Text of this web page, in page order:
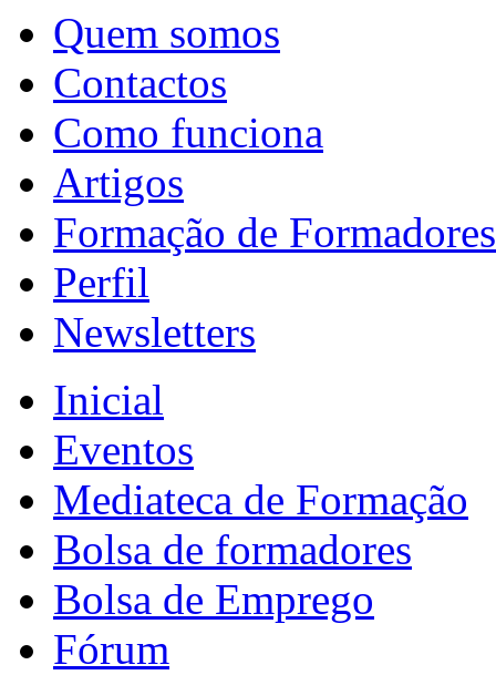
Quem somos
Contactos
Como funciona
Artigos
Formação de Formadores
Perfil
Newsletters
Inicial
Eventos
Mediateca de Formação
Bolsa de formadores
Bolsa de Emprego
Fórum